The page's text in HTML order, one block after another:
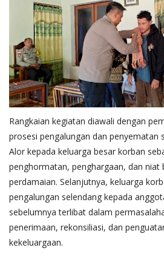
Rangkaian kegiatan diawali dengan
prosesi pengalungan dan penyematan
Alor kepada keluarga besar korban
penghormatan, penghargaan, dan niat
perdamaian. Selanjutnya, keluarga
pengalungan selendang kepada
sebelumnya terlibat dalam
penerimaan, rekonsiliasi, dan
kekeluargaan.